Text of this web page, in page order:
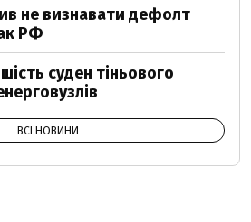
не визнавати дефолт
РФ
суден тіньового
ВСІ НОВИНИ